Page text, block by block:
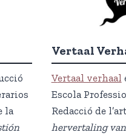
la
Vertaal
Vertaal verhaal
Escola
Redacció de
hervertaling